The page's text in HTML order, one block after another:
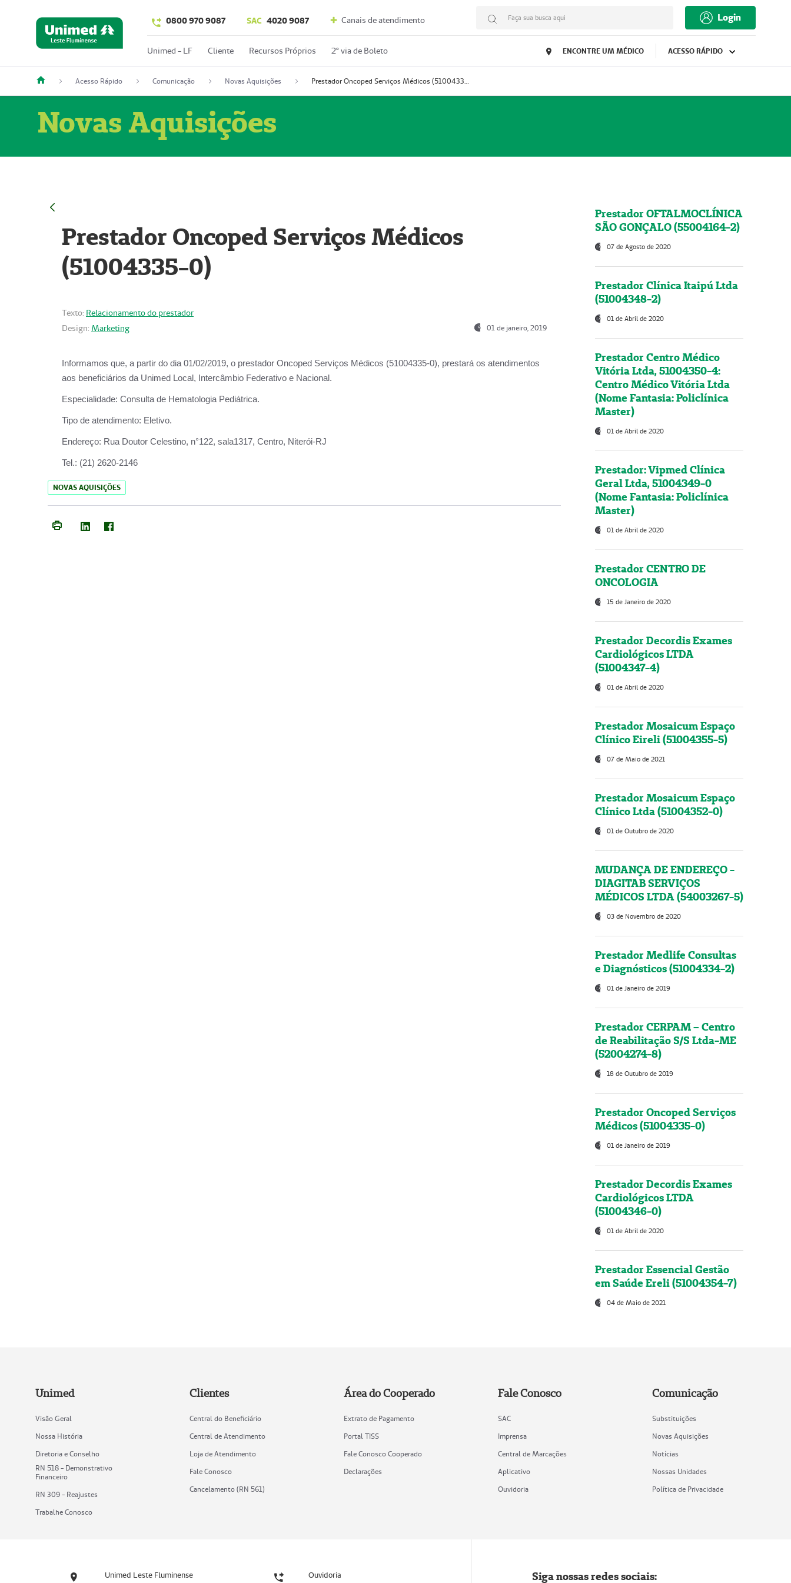
0800 970 9087 SAC 4020 9087 Canais de atendimento Faça sua busca aqui Login
Unimed - LF Cliente Recursos Próprios 2º via de Boleto ENCONTRE UM MÉDICO ACESSO RÁPIDO
Acesso Rápido Comunicação Novas Aquisições Prestador Oncoped Serviços Médicos (51004335-0)
Novas Aquisições
Prestador Oncoped Serviços Médicos
(51004335-0)
Texto: Relacionamento do prestador
Design: Marketing 01 de janeiro, 2019
Informamos que, a partir do dia 01/02/2019, o prestador Oncoped Serviços Médicos (51004335-0), prestará os atendimentos
aos beneficiários da Unimed Local, Intercâmbio Federativo e Nacional.
Especialidade: Consulta de Hematologia Pediátrica.
Tipo de atendimento: Eletivo.
Endereço: Rua Doutor Celestino, n°122, sala1317, Centro, Niterói-RJ
Tel.: (21) 2620-2146
NOVAS AQUISIÇÕES
Prestador OFTALMOCLÍNICA
SÃO GONÇALO (55004164-2)
07 de Agosto de 2020
Prestador Clínica Itaipú Ltda
(51004348-2)
01 de Abril de 2020
Prestador Centro Médico
Vitória Ltda, 51004350-4:
Centro Médico Vitória Ltda
(Nome Fantasia: Policlínica
Master)
01 de Abril de 2020
Prestador: Vipmed Clínica
Geral Ltda, 51004349-0
(Nome Fantasia: Policlínica
Master)
01 de Abril de 2020
Prestador CENTRO DE
ONCOLOGIA
15 de Janeiro de 2020
Prestador Decordis Exames
Cardiológicos LTDA
(51004347-4)
01 de Abril de 2020
Prestador Mosaicum Espaço
Clínico Eireli (51004355-5)
07 de Maio de 2021
Prestador Mosaicum Espaço
Clínico Ltda (51004352-0)
01 de Outubro de 2020
MUDANÇA DE ENDEREÇO -
DIAGITAB SERVIÇOS
MÉDICOS LTDA (54003267-5)
03 de Novembro de 2020
Prestador Medlife Consultas
e Diagnósticos (51004334-2)
01 de Janeiro de 2019
Prestador CERPAM – Centro
de Reabilitação S/S Ltda-ME
(52004274-8)
18 de Outubro de 2019
Prestador Oncoped Serviços
Médicos (51004335-0)
01 de Janeiro de 2019
Prestador Decordis Exames
Cardiológicos LTDA
(51004346-0)
01 de Abril de 2020
Prestador Essencial Gestão
em Saúde Ereli (51004354-7)
04 de Maio de 2021
Unimed
Visão Geral
Nossa História
Diretoria e Conselho
RN 518 - Demonstrativo
Financeiro
RN 309 - Reajustes
Trabalhe Conosco
Clientes
Central do Beneficiário
Central de Atendimento
Loja de Atendimento
Fale Conosco
Cancelamento (RN 561)
Área do Cooperado
Extrato de Pagamento
Portal TISS
Fale Conosco Cooperado
Declarações
Fale Conosco
SAC
Imprensa
Central de Marcações
Aplicativo
Ouvidoria
Comunicação
Substituições
Novas Aquisições
Notícias
Nossas Unidades
Política de Privacidade
Unimed Leste Fluminense Ouvidoria Siga nossas redes sociais: